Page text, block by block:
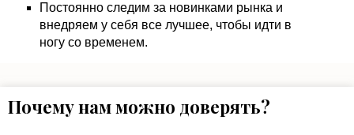
Постоянно следим за новинками рынка и
внедряем у себя все лучшее, чтобы идти в
ногу со временем.
Почему нам можно доверять?